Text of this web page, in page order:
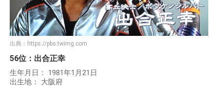
出典： https://pbs.twimg.com
56位：出合正幸
生年月日： 1981年1月21日
出生地： 大阪府